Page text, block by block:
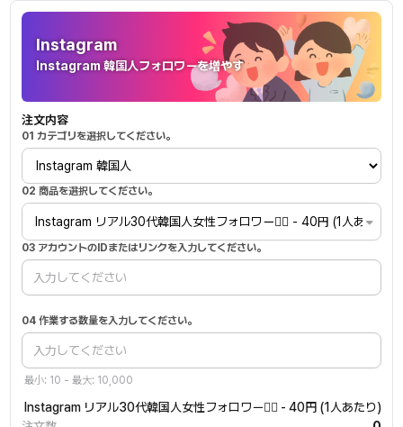
Instagram
Instagram
Instagram 韓国人フォロワーを増やす
注文内容
01 カテゴリを選択してください。
02 商品を選択してください。
Instagram リアル30代韓国人女性フォロワー🙆‍♀️ - 40円 (1人あたり)
03 アカウントのIDまたはリンクを入力してください。
04 作業する数量を入力してください。
最小: 10 - 最大: 10,000
Instagram リアル30代韓国人女性フォロワー🙆‍♀️ - 40円 (1人あたり)